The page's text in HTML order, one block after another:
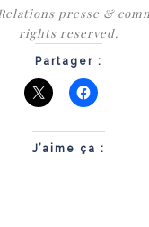
presse &
rights reserved.
Partager :
J’aime ça :